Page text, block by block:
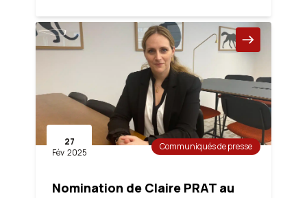
Nomination de Claire PRAT au
27
Fév 2025
Communiqués de presse